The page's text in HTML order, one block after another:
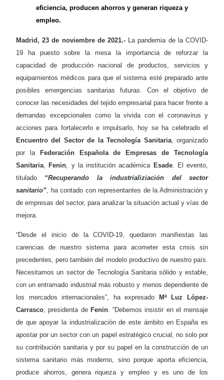
eficiencia, producen ahorros y generan riqueza y
empleo.
Madrid, 23 de noviembre de 2021.- La pandemia de la COVID-
19 ha puesto sobre la mesa la importancia de reforzar la
capacidad de producción nacional de productos, servicios y
equipamientos médicos para que el sistema esté preparado ante
posibles emergencias sanitarias futuras. Con el objetivo de
conocer las necesidades del tejido empresarial para hacer frente a
demandas excepcionales como la vivida con el coronavirus y
acciones para fortalecerlo e impulsarlo, hoy se ha celebrado el
Encuentro del Sector de la Tecnología Sanitaria, organizado
por la Federación Española de Empresas de Tecnología
Sanitaria ,Fenin y la institución académica Esade. El evento,
titulado “Recuperando la industrializiación del sector
sanitario” , ha contado con representantes de la Administración y
de empresas del sector, para analizar la situación actual y vías de
mejora.
“Desde el inicio de la COVID-19, quedaron manifiestas las
carencias de nuestro sistema para acometer esta crisis sin
precedentes, pero también del modelo productivo de nuestro país.
Necesitamos un sector de Tecnología Sanitaria sólido y estable,
con un entramado industrial más robusto y menos dependiente de
los mercados internacionales”, ha expresado
Mª Luz López-
Carrasco , presidenta de Fenin. “Debemos insistir en el mensaje
de que apoyar la industrialización de este ámbito en España es
apostar por un sector con un papel estratégico crucial, no solo por
su contribución sanitaria y por su papel en la construcción de un
sistema sanitario más moderno, sino porque aporta eficiencia,
produce ahorros, genera riqueza y empleo y es uno de los